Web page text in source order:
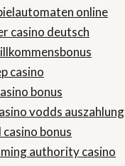
online
casino deutsch
casino
bonus
vodds auszahlung
bonus
authority casino